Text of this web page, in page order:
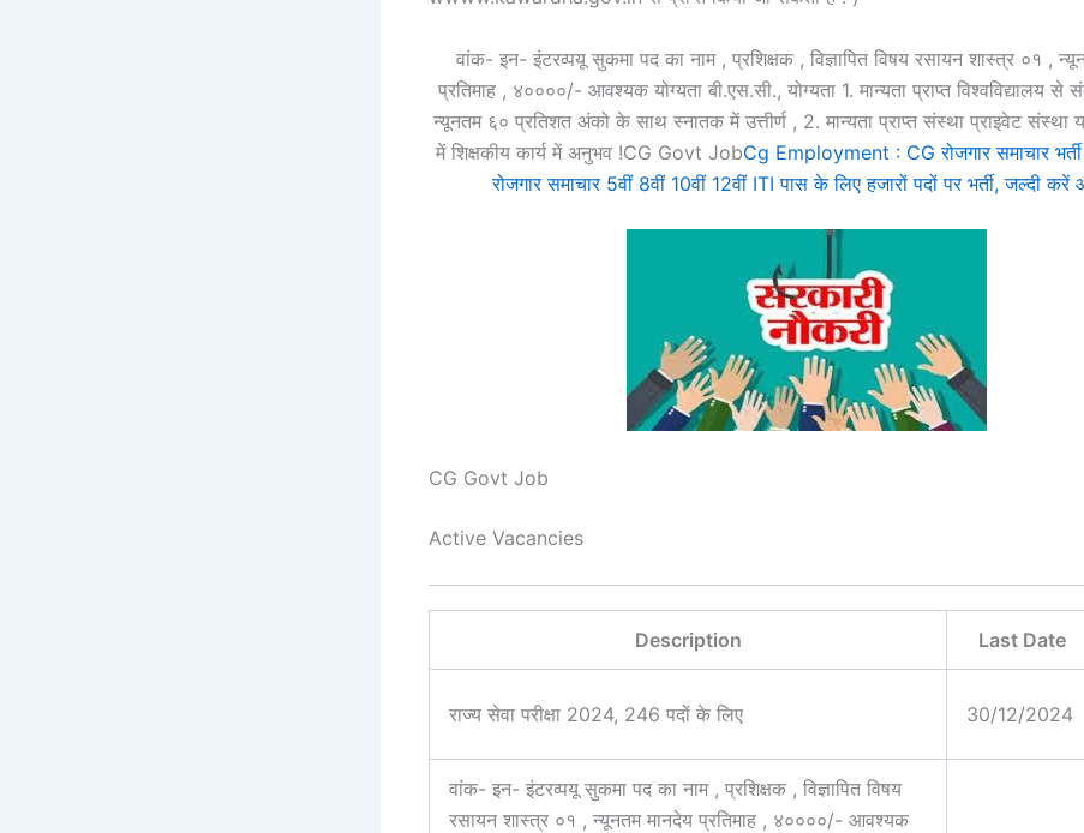
वांक- इन- इंटरव्पयू सुकमा पद का नाम , प्रशिक्षक , विज्ञापित विषय रसायन शास्त्र ०१ ,
प्रतिमाह , ४००००/- आवश्यक योग्यता बी.एस.सी., योग्यता 1. मान्यता प्राप्त विश्वविद्यालय से
न्यूनतम ६० प्रतिशत अंको के साथ स्नातक में उत्तीर्ण , 2. मान्यता प्राप्त संस्था प्राइवेट संस्था
में शिक्षकीय कार्य में अनुभव !CG Govt JobCg Employment : CG रोजगार समाचार
रोजगार समाचार 5वीं 8वीं 10वीं 12वीं ITI पास के लिए हजारों पदों पर भर्ती, जल्दी
CG Govt Job
Active Vacancies
Description Last Date
राज्य सेवा परीक्षा 2024, 246 पदों के लिए 30/12/2024
वांक- इन- इंटरव्पयू सुकमा पद का नाम , प्रशिक्षक , विज्ञापित विषय
रसायन शास्त्र ०१ , न्यूनतम मानदेय प्रतिमाह , ४००००/- आवश्यक